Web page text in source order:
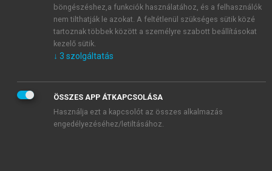
Általános vásárlási feltételeket, valamint a szotar.netés a
mersz.huoldalak licencszerződéseiben foglaltakat
tudomásul veszem és elfogadom.
KIPRÓBÁLOM
böngészéshez,a funkciók használatához, és a felhasználók
nem tilthatják le azokat. A feltétlenül szükséges sütik közé
tartoznak többek között a személyre szabott beállításokat
kezelő sütik.
↓ 3 szolgáltatás
ÖSSZES APP ÁTKAPCSOLÁSA
Használja ezt a kapcsolót az összes alkalmazás
engedélyezéséhez/letiltásához.